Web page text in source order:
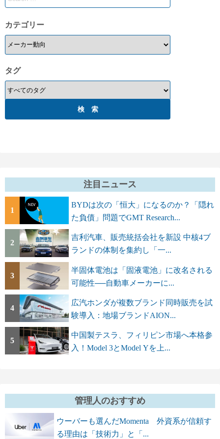
カテゴリー
タグ
注目ニュース
1
BYDは次の「恒大」になるのか？「隠れ
た負債」問題でGMT Research...
2
吉利汽車、販売統括会社を新設 中核4ブ
ランドの体制を集約し「一...
3
半固体電池は「固液電池」に改名される
可能性──自動車メーカーに...
4
広汽ホンダが複数ブランド同時販売を試
験導入：地場ブランドAION...
5
中国製テスラ、フィリピン市場へ本格参
入！Model 3とModel Yを上...
管理人のおすすめ
ウーバーも選んだMomenta 外資系が信頼す
る理由は「技術力」と「...